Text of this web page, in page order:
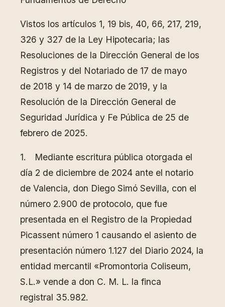
Vistos los artículos 1, 19 bis, 40, 66, 217, 219,
326 y 327 de la Ley Hipotecaria; las
Resoluciones de la Dirección General de los
Registros y del Notariado de 17 de mayo
de 2018 y 14 de marzo de 2019, y la
Resolución de la Dirección General de
Seguridad Jurídica y Fe Pública de 25 de
febrero de 2025.
1. Mediante escritura pública otorgada el
día 2 de diciembre de 2024 ante el notario
de Valencia, don Diego Simó Sevilla, con el
número 2.900 de protocolo, que fue
presentada en el Registro de la Propiedad
Picassent número 1 causando el asiento de
presentación número 1.127 del Diario 2024, la
entidad mercantil «Promontoria Coliseum,
S.L.» vende a don C. M. L. la finca
registral 35.982.